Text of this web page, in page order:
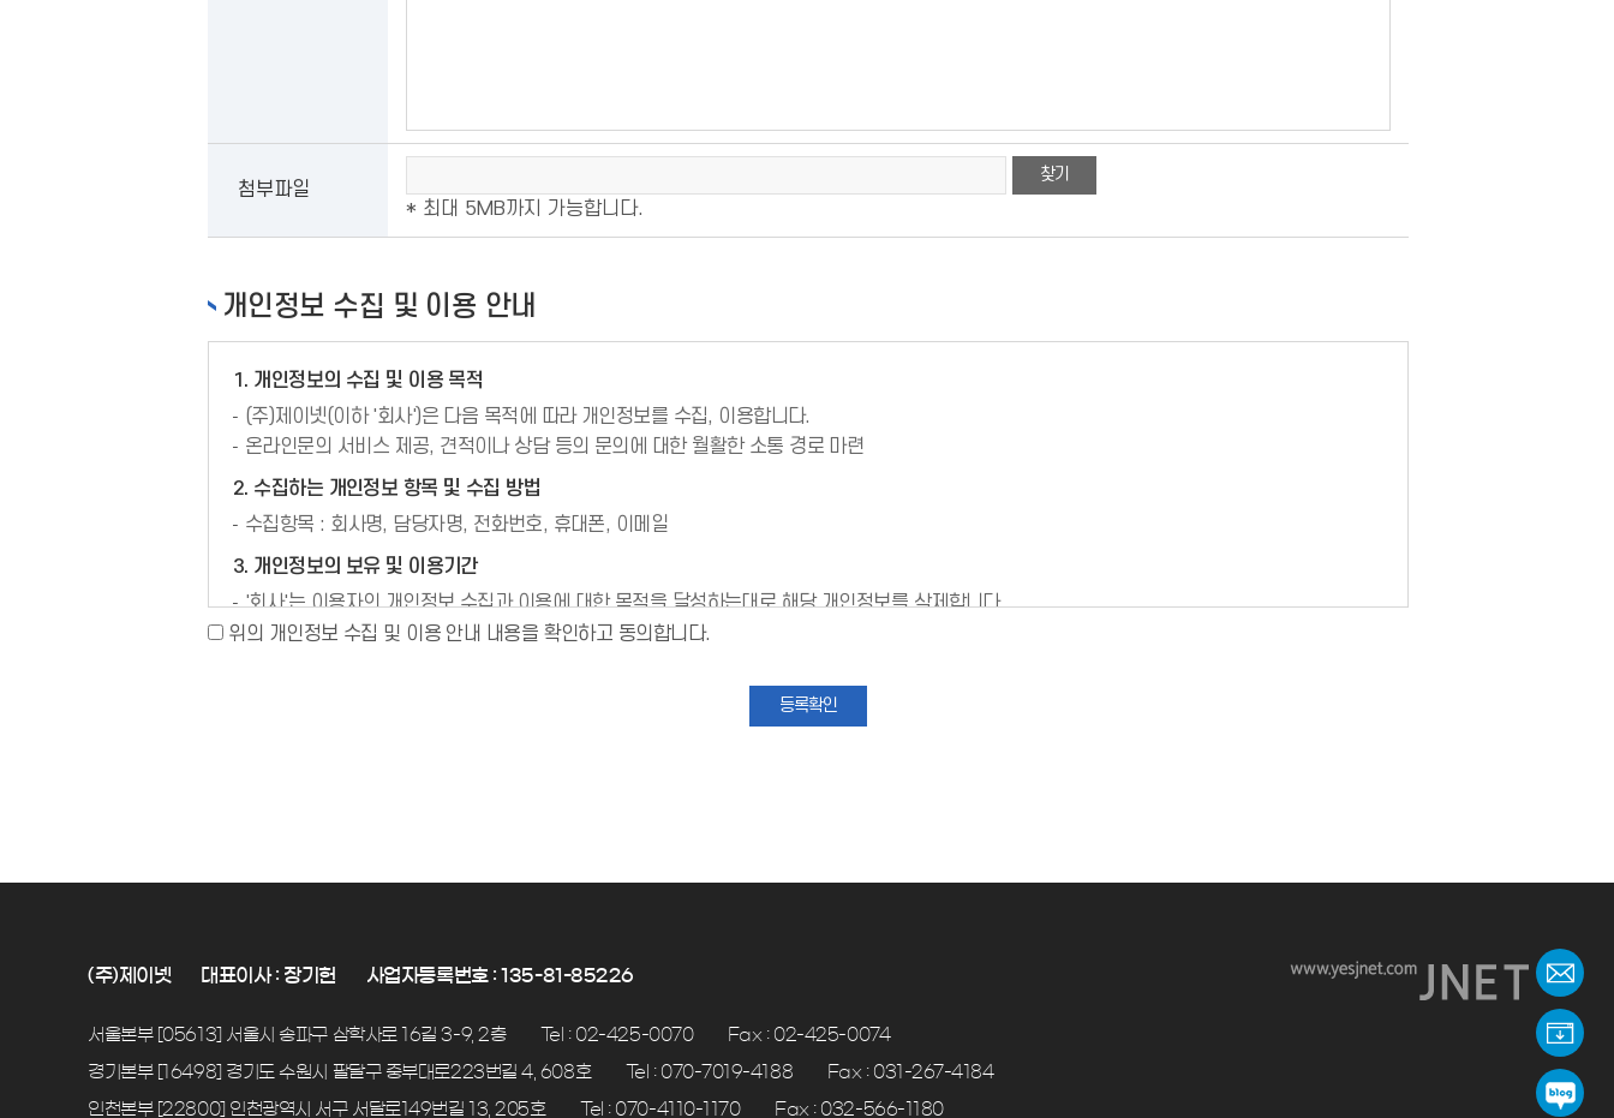
첨부파일
찾기
* 최대 5MB까지 가능합니다.
개인정보 수집 및 이용 안내
1. 개인정보의 수집 및 이용 목적
(주)제이넷(이하 '회사')은 다음 목적에 따라 개인정보를 수집, 이용합니다.
온라인문의 서비스 제공, 견적이나 상담 등의 문의에 대한 월활한 소통 경로 마련
2. 수집하는 개인정보 항목 및 수집 방법
수집항목 : 회사명, 담당자명, 전화번호, 휴대폰, 이메일
3. 개인정보의 보유 및 이용기간
'회사'는 이용자의 개인정보 수집과 이용에 대한 목적을 달성하는대로 해당 개인정보를 삭제합니다.
단, 관계 법령에 따라 보존이 필요할 경우 일정기간(1년; 정보통신망법) 동안 보존합니다.
위의 개인정보 수집 및 이용 안내 내용을 확인하고 동의합니다.
등록확인
(주)제이넷 대표이사 : 장기헌 사업자등록번호 : 135-81-85226
서울본부 [05613] 서울시 송파구 삼학사로 16길 3-9, 2층 Tel : 02-425-0070 Fax : 02-425-0074
경기본부 [16498] 경기도 수원시 팔달구 중부대로223번길 4, 608호 Tel : 070-7019-4188 Fax : 031-267-4184
인천본부 [22800] 인천광역시 서구 서달로149번길 13, 205호 Tel : 070-4110-1170 Fax : 032-566-1180